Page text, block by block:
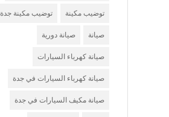
توضيب مكينة توضيب مكينة جدة
صيانة صيانة دورية
صيانة كهرباء السيارات
صيانة كهرباء السيارات في جدة
صيانة مكيف السيارات في جدة